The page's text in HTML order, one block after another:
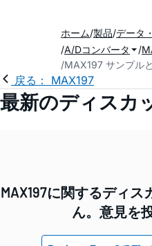
ホーム 製品 データ
A/Dコンバータ
MAX197 サンプル
戻る： MAX197
最新のディスカ
MAX197に関するディ
ん。意見を